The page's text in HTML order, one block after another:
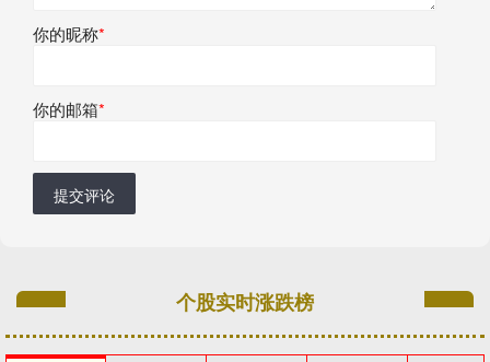
你的昵称*
你的邮箱*
提交评论
个股实时涨跌榜